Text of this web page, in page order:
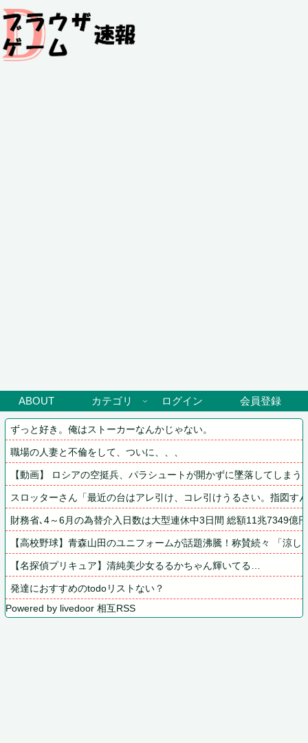
ABOUT カテゴリ ログイン 会員登録
ずっと好き。俺はストーカーなんかじゃない。
職場の人妻と不倫をして、ついに、、、
【動画】 ロシアの空挺兵、パラシュートが開かずに墜落してしまう
スロッターさん「最近の台はアレ引け、コレ引けうるさい。指図す
財務省､4～6月の為替介入日数は大型連休中3日間 総額11兆7349億
【高校野球】青森山田のユニフォームが話題沸騰！称賛続々 「涼
【名探偵プリキュア】清純美少女るるかちゃん輝いてる…
発達におすすめのtodoリストない？
Powered by livedoor 相互RSS